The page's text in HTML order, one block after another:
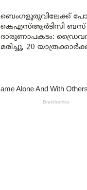
ബെംഗളൂരുവിലേക്ക്
കെഎസ്ആർടിസി ബസ്
ദാരുണാപകടം:
മരിച്ചു, 20